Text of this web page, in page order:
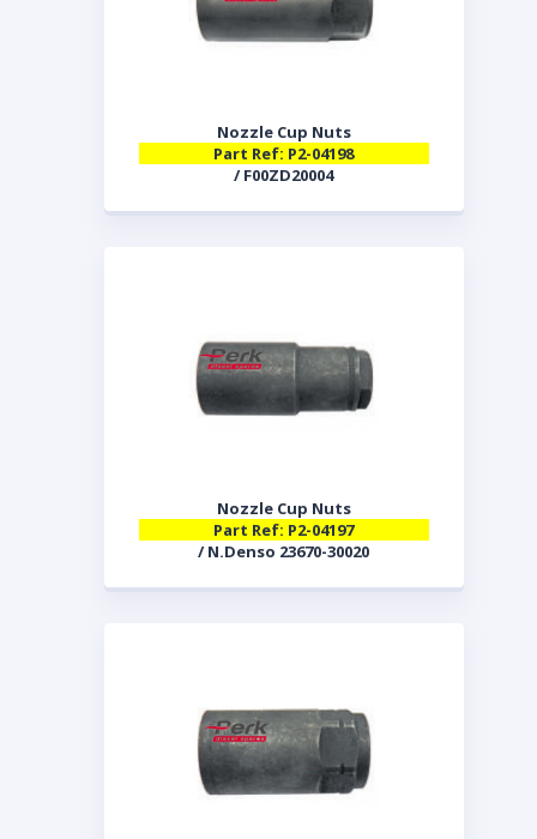
Nozzle Cup Nuts
Part Ref: P2-04198
/ F00ZD20004
Nozzle Cup Nuts
Part Ref: P2-04197
/ N.Denso 23670-30020